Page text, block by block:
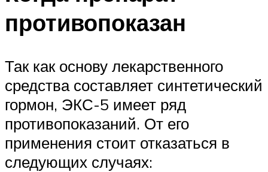
противопоказан
Так как основу лекарственного
средства составляет синтетический
гормон, ЭКС-5 имеет ряд
противопоказаний. От его
применения стоит отказаться в
следующих случаях: